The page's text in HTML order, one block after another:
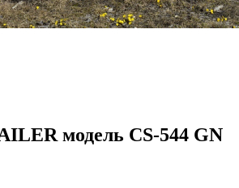
модель CS-544 GN